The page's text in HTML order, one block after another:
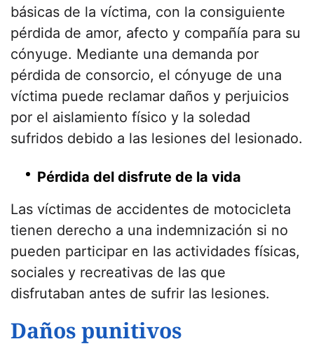
básicas de la víctima, con la consiguiente
pérdida de amor, afecto y compañía para su
cónyuge. Mediante una demanda por
pérdida de consorcio, el cónyuge de una
víctima puede reclamar daños y perjuicios
por el aislamiento físico y la soledad
sufridos debido a las lesiones del lesionado.
Pérdida del disfrute de la vida
Las víctimas de accidentes de motocicleta
tienen derecho a una indemnización si no
pueden participar en las actividades físicas,
sociales y recreativas de las que
disfrutaban antes de sufrir las lesiones.
Daños punitivos